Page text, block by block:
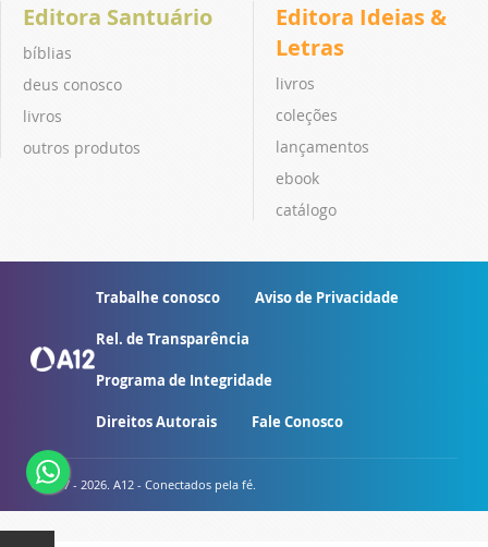
Editora Santuário
bíblias
deus conosco
livros
outros produtos
Editora Ideias &
Letras
livros
coleções
lançamentos
ebook
catálogo
Trabalhe conosco Aviso de Privacidade
Rel. de Transparência
Programa de Integridade
Direitos Autorais Fale Conosco
© 2007 - 2026. A12 - Conectados pela fé.